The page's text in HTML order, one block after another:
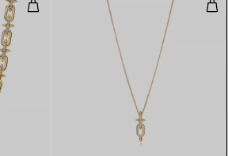
Collier en or jaune 18 carats et
2 Matériaux